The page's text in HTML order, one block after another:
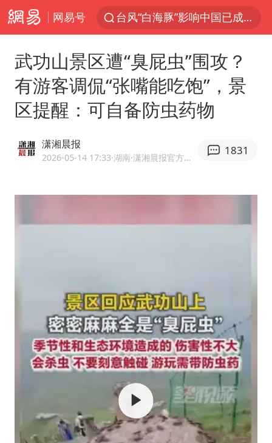
网易号
浙江舟山21条水上客运航线停航
因凡蒂诺首次公开道歉
今年4位周星驰电影配角去世
“梅姨”准确年龄仍未知
上海一酒店房间爬满床虱 住客反被怼
“事业单位招聘不是人情买卖”
李亚鹏向地铁吐血女孩捐99999元
武功山景区遭“臭屁虫”围攻？
有游客调侃“张嘴能吃饱”，景
区提醒：可自备防虫药物
潇湘晨报
2026-05-14 17:33·湖南 ·潇湘晨报官方网易号
1831